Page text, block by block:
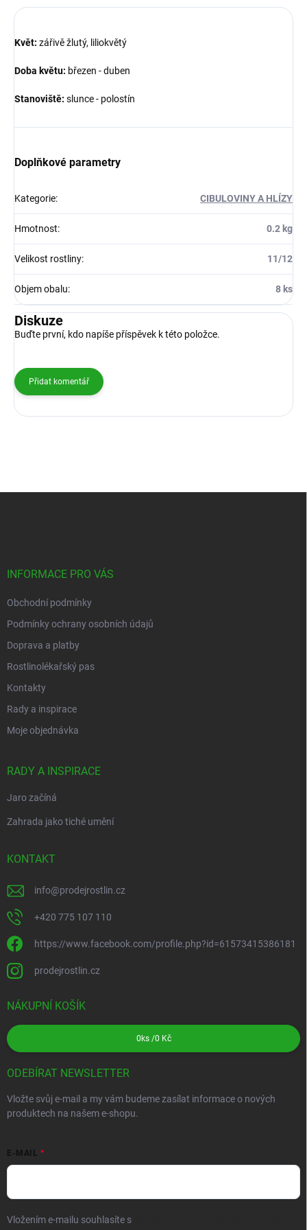
Květ: zářivě žlutý, liliokvětý
Doba květu: březen - duben
Stanoviště: slunce - polostín
Doplňkové parametry
Kategorie: CIBULOVINY A HLÍZY
Hmotnost: 0.2 kg
Velikost rostliny: 11/12
Objem obalu: 8 ks
Diskuze
Buďte první, kdo napíše příspěvek k této položce.
Přidat komentář
INFORMACE PRO VÁS
Obchodní podmínky
Podmínky ochrany osobních údajů
Doprava a platby
Rostlinolékařský pas
Kontakty
Rady a inspirace
Moje objednávka
RADY A INSPIRACE
Jaro začíná
Zahrada jako tiché umění
KONTAKT
info@prodejrostlin.cz
+420 775 107 110
https://www.facebook.com/profile.php?id=61573415386181
prodejrostlin.cz
NÁKUPNÍ KOŠÍK
0 ks /0 Kč
ODEBÍRAT NEWSLETTER
Vložte svůj e-mail a my vám budeme zasílat informace o nových
produktech na našem e-shopu.
E-MAIL
Vložením e-mailu souhlasíte s